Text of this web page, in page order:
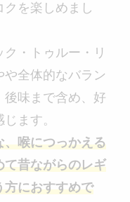
を楽しめまし
ク・トゥルー・リ
や全体的なバラン
後味まで含め、好
ます。
、喉につっかえる
て昔ながらのレギ
方におすすめで